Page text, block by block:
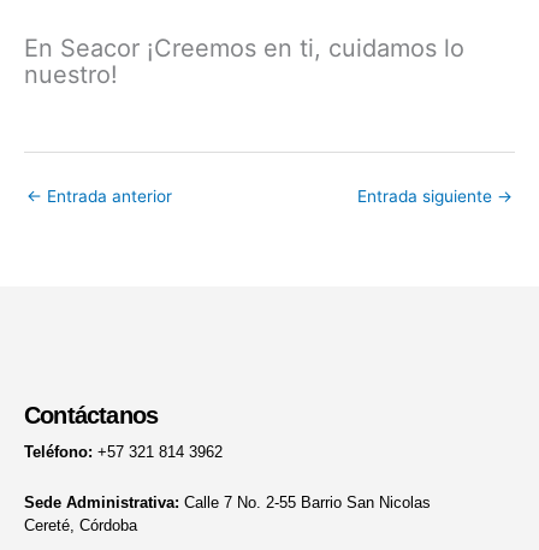
En Seacor ¡Creemos en ti, cuidamos lo
nuestro!
← Entrada anterior Entrada siguiente →
Contáctanos
Teléfono: +57 321 814 3962
Sede Administrativa: Calle 7 No. 2-55 Barrio San Nicolas
Cereté, Córdoba